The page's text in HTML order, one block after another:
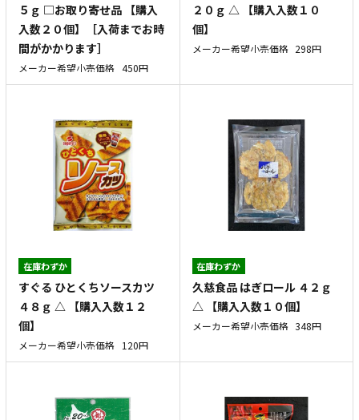
５ｇ □お取り寄せ品 【購入
入数２０個】［入荷までお時
間がかかります］
メーカー希望小売価格 450円
２０ｇ △ 【購入入数１０
個】
メーカー希望小売価格 298円
在庫わずか
すぐる ひとくちソースカツ
４８ｇ △ 【購入入数１２
個】
メーカー希望小売価格 120円
在庫わずか
久慈食品 はぎロール ４２ｇ
△ 【購入入数１０個】
メーカー希望小売価格 348円